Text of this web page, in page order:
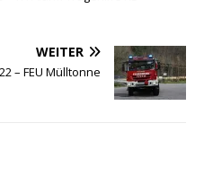
WEITER
– FEU Mülltonne